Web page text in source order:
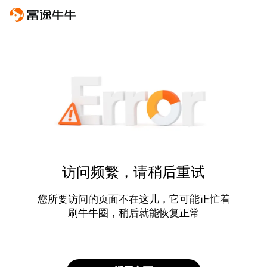
访问频繁，请稍后重试
您所要访问的页面不在这儿，它可能正忙着
刷牛牛圈，稍后就能恢复正常